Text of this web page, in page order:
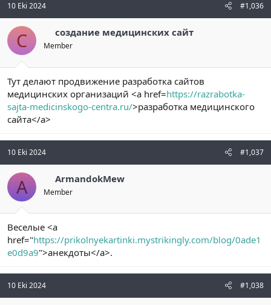
10 Eki 2024 #1,036
С создание медицинских сайт
Member
Тут делают продвижение разработка сайтов
медицинских организаций <a href=https://razrabotka-
sajta-medicinskogo-centra.ru/>разработка медицинского
сайта</a>
10 Eki 2024 #1,037
A ArmandokMew
Member
Веселые <a
href="https://prikolnyekartinki.mystrikingly.com/blog/0ade1
e0d9a9">анекдоты</a>.
10 Eki 2024 #1,038